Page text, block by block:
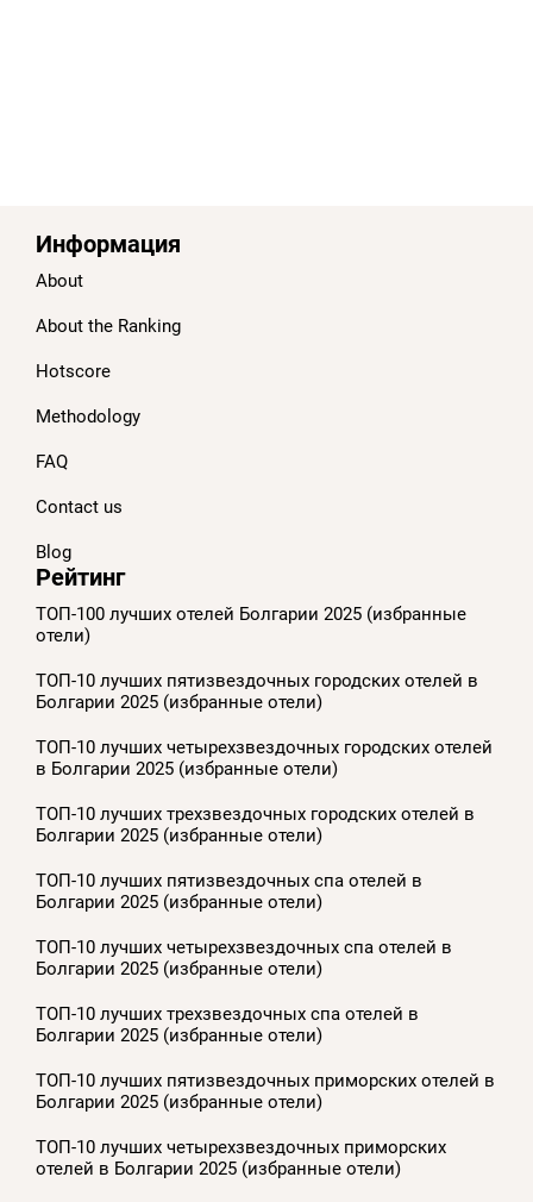
Информация
About
About the Ranking
Hotscore
Methodology
FAQ
Contact us
Blog
Рейтинг
ТОП-100 лучших отелей Болгарии 2025 (избранные
отели)
ТОП-10 лучших пятизвездочных городских отелей в
Болгарии 2025 (избранные отели)
ТОП-10 лучших четырехзвездочных городских отелей
в Болгарии 2025 (избранные отели)
ТОП-10 лучших трехзвездочных городских отелей в
Болгарии 2025 (избранные отели)
ТОП-10 лучших пятизвездочных спа отелей в
Болгарии 2025 (избранные отели)
ТОП-10 лучших четырехзвездочных спа отелей в
Болгарии 2025 (избранные отели)
ТОП-10 лучших трехзвездочных спа отелей в
Болгарии 2025 (избранные отели)
ТОП-10 лучших пятизвездочных приморских отелей в
Болгарии 2025 (избранные отели)
ТОП-10 лучших четырехзвездочных приморских
отелей в Болгарии 2025 (избранные отели)